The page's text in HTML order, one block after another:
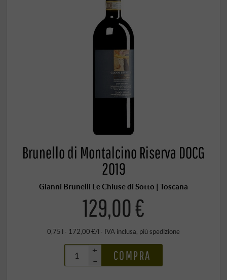
Brunello di Montalcino Riserva DOCG
2019
Gianni Brunelli Le Chiuse di Sotto | Toscana
129,00 €
0,75 l · 172,00 €/l · IVA inclusa, più spedizione
+
–
COMPRA